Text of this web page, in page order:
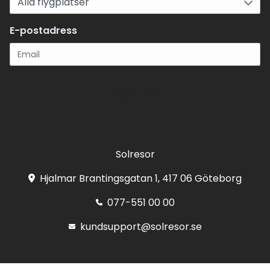
E-postadress
Solresor
Hjalmar Brantingsgatan 1, 417 06 Göteborg
077-551 00 00
kundsupport@solresor.se